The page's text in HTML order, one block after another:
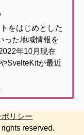
をはじめとした
った地域情報を
年10月現在
SvelteKitが最近
リシー
reserved.